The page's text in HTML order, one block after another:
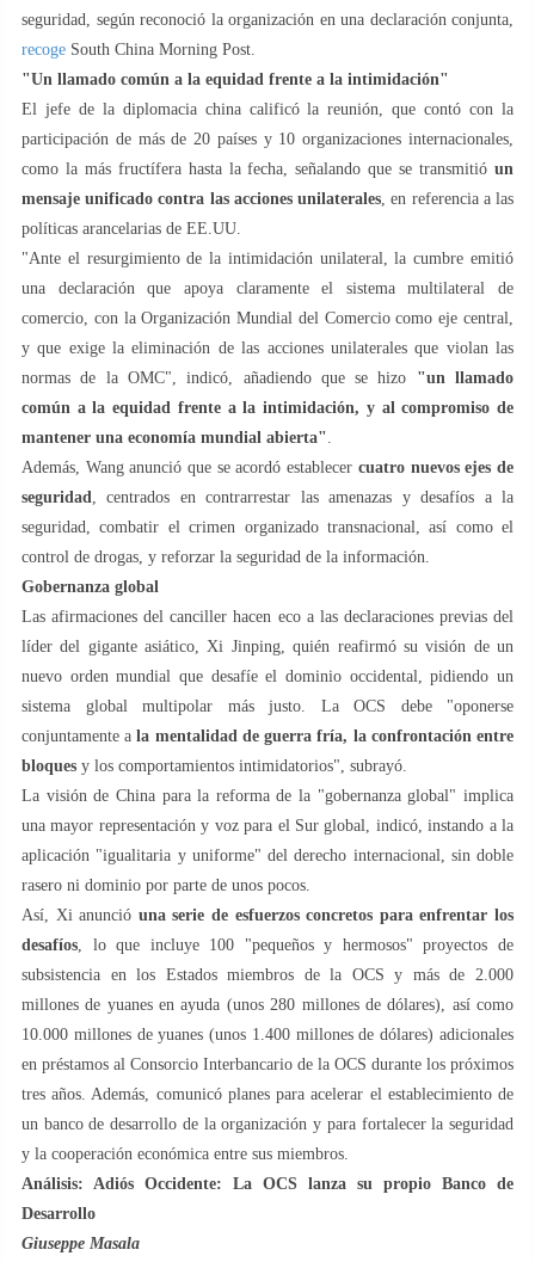
seguridad, según reconoció la organización en una declaración conjunta,
recoge South China Morning Post.
"Un llamado común a la equidad frente a la intimidación"
El jefe de la diplomacia china calificó la reunión, que contó con la
participación de más de 20 países y 10 organizaciones internacionales,
como la más fructífera hasta la fecha, señalando que se transmitió un
mensaje unificado contra las acciones unilaterales , en referencia a las
políticas arancelarias de EE.UU.
"Ante el resurgimiento de la intimidación unilateral, la cumbre emitió
una declaración que apoya claramente el sistema multilateral de
comercio, con la Organización Mundial del Comercio como eje central,
y que exige la eliminación de las acciones unilaterales que violan las
normas de la OMC", indicó, añadiendo que se hizo "un llamado
común a la equidad frente a la intimidación, y al compromiso de
mantener una economía mundial abierta"
Además, Wang anunció que se acordó establecer cuatro nuevos ejes de
seguridad
, centrados en contrarrestar las amenazas y desafíos a la
seguridad, combatir el crimen organizado transnacional, así como el
control de drogas, y reforzar la seguridad de la información.
Gobernanza global
Las afirmaciones del canciller hacen eco a las declaraciones previas del
líder del gigante asiático, Xi Jinping, quién reafirmó su visión de un
nuevo orden mundial que desafíe el dominio occidental, pidiendo un
sistema global multipolar más justo. La OCS debe "oponerse
conjuntamente a la mentalidad de guerra fría, la confrontación entre
bloques y los comportamientos intimidatorios", subrayó.
La visión de China para la reforma de la "gobernanza global" implica
una mayor representación y voz para el Sur global, indicó, instando a la
aplicación "igualitaria y uniforme" del derecho internacional, sin doble
rasero ni dominio por parte de unos pocos.
Así, Xi anunció una serie de esfuerzos concretos para enfrentar los
desafíos , lo que incluye 100 "pequeños y hermosos" proyectos de
subsistencia en los Estados miembros de la OCS y más de 2.000
millones de yuanes en ayuda (unos 280 millones de dólares), así como
10.000 millones de yuanes (unos 1.400 millones de dólares) adicionales
en préstamos al Consorcio Interbancario de la OCS durante los próximos
tres años. Además, comunicó planes para acelerar el establecimiento de
un banco de desarrollo de la organización y para fortalecer la seguridad
y la cooperación económica entre sus miembros.
Análisis: Adiós Occidente: La OCS lanza su propio Banco de
Desarrollo
Giuseppe Masala